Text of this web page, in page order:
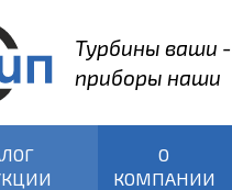
Турбины ваши -
приборы наши
О
КОМПАНИИ